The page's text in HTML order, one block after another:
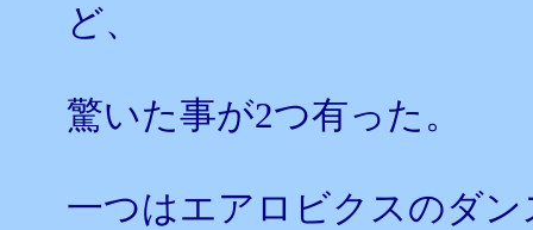
ど、
驚いた事が2つ有った。
一つはエアロビクスのダン